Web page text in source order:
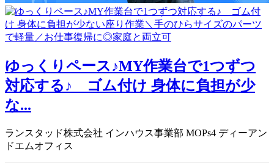
ゆっくりペース♪MY作業台で1つずつ
対応する♪ ゴム付け 身体に負担が少
な...
ランスタッド株式会社 インハウス事業部 MOPs4 ディーアン
ドエムオフィス